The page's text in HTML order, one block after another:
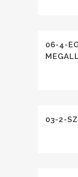
06-4-
03-2-